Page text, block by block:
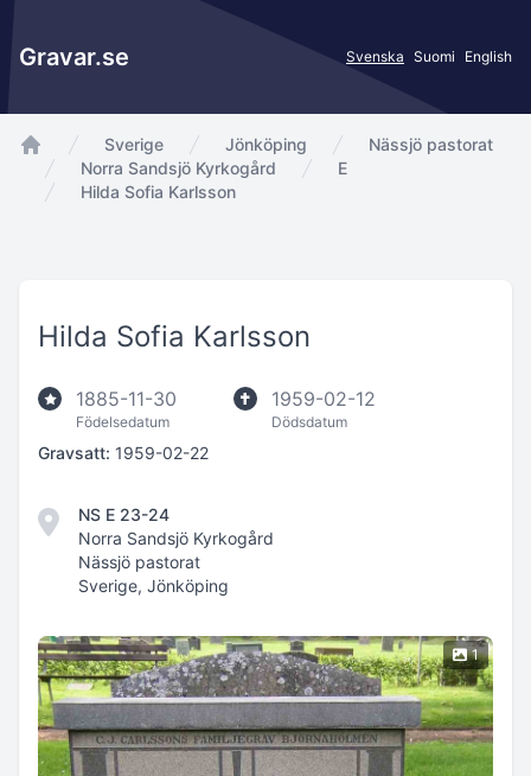
Gravar.se Svenska Suomi English
app.Start
Sverige Jönköping
Nässjö pastorat
Norra Sandsjö Kyrkogård
E
Hilda Sofia Karlsson
Hilda Sofia Karlsson
1885-11-30
Födelsedatum
1959-02-12
Dödsdatum
Gravsatt: 1959-02-22
NS E 23-24
Norra Sandsjö Kyrkogård
Nässjö pastorat
Sverige, Jönköping
1